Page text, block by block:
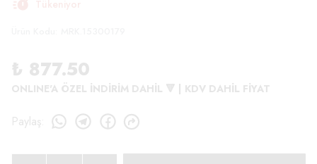
₺ 877.50
ONLINE'A ÖZEL İNDİRİM DAHİL 🔻 | KDV DAHİL FİYAT
Paylaş